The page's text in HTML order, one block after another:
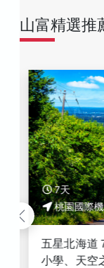
山富精選推
7天
桃園國際機
五星北海道
小學、天空